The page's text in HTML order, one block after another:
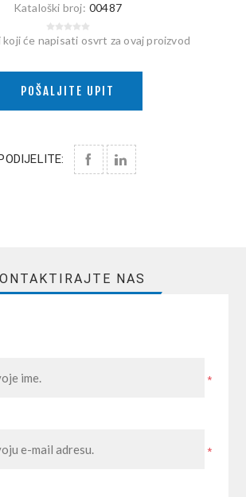
Kataloški broj: 00487
će napisati osvrt za ovaj proizvod
POŠALJITE UPIT
NAS
*
*